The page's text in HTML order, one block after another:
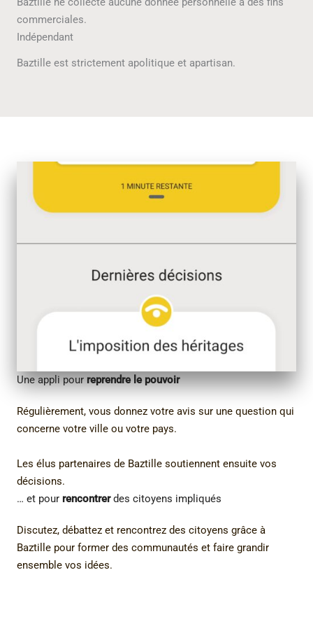
commerciales.
Indépendant
Baztille est strictement apolitique et apartisan.
Une appli pourreprendre le pouvoir
Régulièrement, vous donnez votre avis sur une question qui
concerne votre ville ou votre pays.
Les élus partenaires de Baztille soutiennent ensuite vos
décisions.
… et pour rencontrerdes citoyens impliqués
Discutez, débattez et rencontrez des citoyens grâce à
Baztille pour former des communautés et faire grandir
ensemble vos idées.